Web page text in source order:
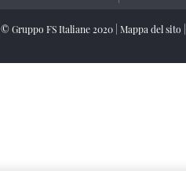
© Gruppo FS Italiane 2020 Mappa del sito